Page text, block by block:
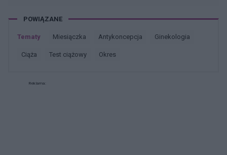
POWIĄZANE
Tematy miesiączka antykoncepcja ginekologia
ciąża test ciążowy okres
Reklama: